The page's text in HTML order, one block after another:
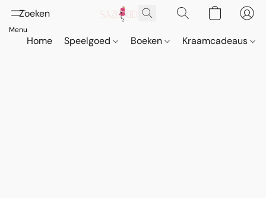
Home Speelgoed Boeken Kraamcadeaus